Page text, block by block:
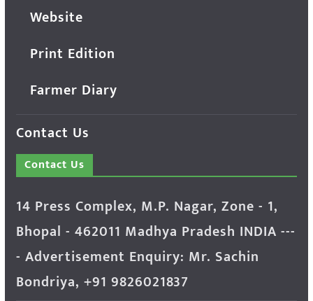
Website
Print Edition
Farmer Diary
Contact Us
Contact Us
14 Press Complex, M.P. Nagar, Zone - 1,
Bhopal - 462011 Madhya Pradesh INDIA ---
- Advertisement Enquiry: Mr. Sachin
Bondriya, +91 9826021837